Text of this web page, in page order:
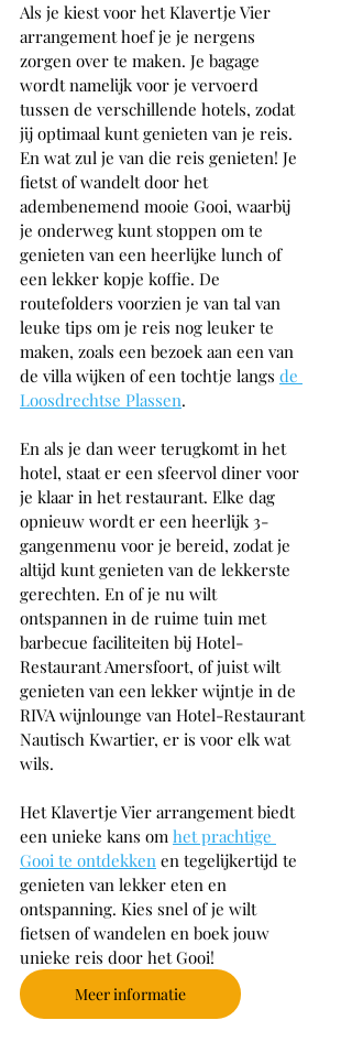
Als je kiest voor het Klavertje Vier
arrangement hoef je je nergens
zorgen over te maken. Je bagage
wordt namelijk voor je vervoerd
tussen de verschillende hotels, zodat
jij optimaal kunt genieten van je reis.
En wat zul je van die reis genieten! Je
fietst of wandelt door het
adembenemend mooie Gooi, waarbij
je onderweg kunt stoppen om te
genieten van een heerlijke lunch of
een lekker kopje koffie. De
routefolders voorzien je van tal van
leuke tips om je reis nog leuker te
maken, zoals een bezoek aan een van
de villa wijken of een tochtje langs de
Loosdrechtse Plassen.
En als je dan weer terugkomt in het
hotel, staat er een sfeervol diner voor
je klaar in het restaurant. Elke dag
opnieuw wordt er een heerlijk 3-
gangenmenu voor je bereid, zodat je
altijd kunt genieten van de lekkerste
gerechten. En of je nu wilt
ontspannen in de ruime tuin met
barbecue faciliteiten bij Hotel-
Restaurant Amersfoort, of juist wilt
genieten van een lekker wijntje in de
RIVA wijnlounge van Hotel-Restaurant
Nautisch Kwartier, er is voor elk wat
wils.
Het Klavertje Vier arrangement biedt
een unieke kans om het prachtige
Gooi te ontdekken en tegelijkertijd te
genieten van lekker eten en
ontspanning. Kies snel of je wilt
fietsen of wandelen en boek jouw
unieke reis door het Gooi!
Meer informatie